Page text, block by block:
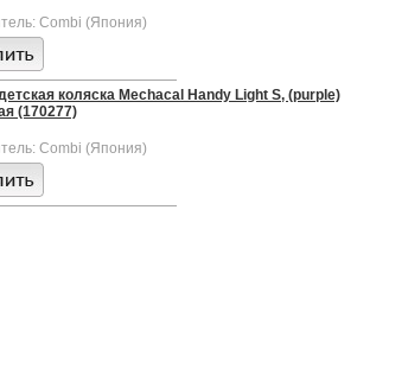
Combi (Япония)
коляска Mechacal Handy Light S, (purple)
(170277)
Combi (Япония)